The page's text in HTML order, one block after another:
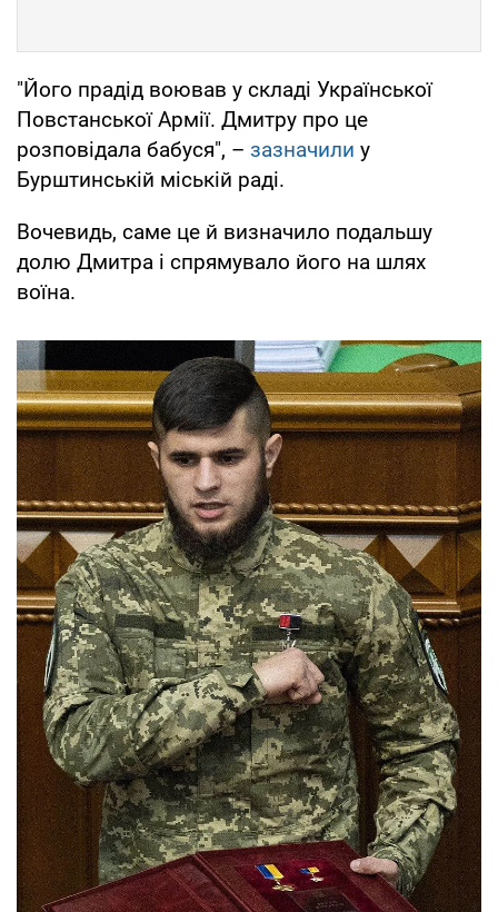
"Його прадід воював у складі Української
Повстанської Армії. Дмитру про це
розповідала бабуся", – зазначили у
Бурштинській міській раді.
Вочевидь, саме це й визначило подальшу
долю Дмитра і спрямувало його на шлях
воїна.